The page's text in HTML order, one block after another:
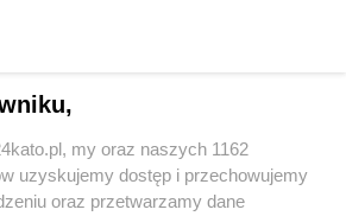
Innowacyjne implanty pomogą
my oraz naszych 1162
uzyskujemy dostęp i przechowujemy
oraz przetwarzamy dane